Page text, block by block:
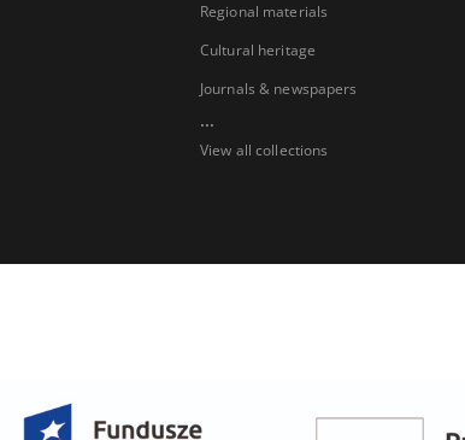
Regional materials
Cultural heritage
Journals & newspapers
...
View all collections